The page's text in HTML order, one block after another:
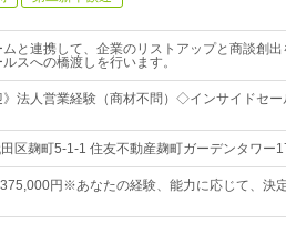
と連携して、企業のリストアップと商談創
スへの橋渡しを行います。
》法人営業経験（商材不問）◇インサイドセ
区麹町5-1-1 住友不動産麹町ガーデンタワー
円※あなたの経験、能力に応じて、決